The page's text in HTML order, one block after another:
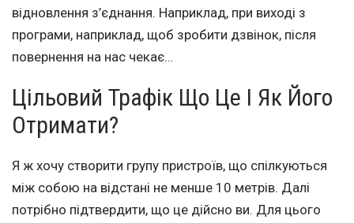
відновлення з’єднання. Наприклад, при виході з
програми, наприклад, щоб зробити дзвінок, після
повернення на нас чекає…
Цільовий Трафік Що Це І Як Його
Отримати?
Я ж хочу створити групу пристроїв, що спілкуються
між собою на відстані не менше 10 метрів. Далі
потрібно підтвердити, що це дійсно ви. Для цього